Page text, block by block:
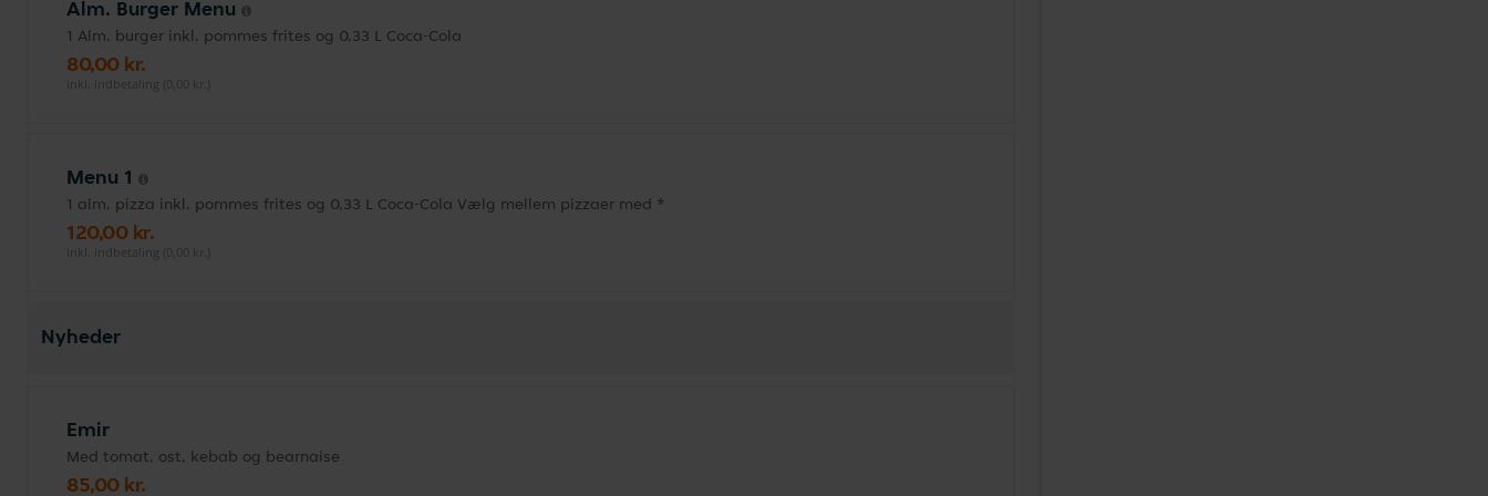
Alm. Burger Menu
1 Alm. burger inkl. pommes frites og 0,33 L Coca-Cola
80,00 kr.
inkl. indbetaling (0,00 kr.)
Menu 1
1 alm. pizza inkl. pommes frites og 0,33 L Coca-Cola Vælg mellem pizzaer med *
120,00 kr.
inkl. indbetaling (0,00 kr.)
Nyheder
Emir
Med tomat, ost, kebab og bearnaise
85,00 kr.